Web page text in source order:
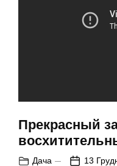
Прекрасный
Дача 13